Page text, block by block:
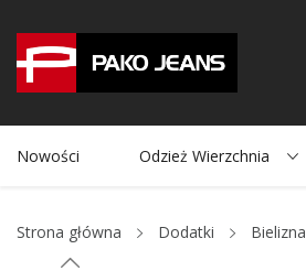
Nowości Odzież Wierzchnia
Strona główna Dodatki Bielizna